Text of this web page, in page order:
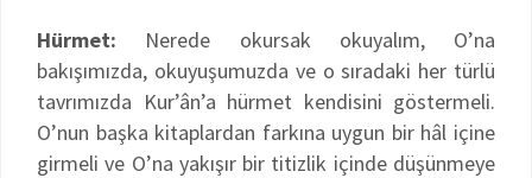
Hürmet: Nerede okursak okuyalım, O’na
bakışımızda, okuyuşumuzda ve o sıradaki her türlü
tavrımızda Kur’ân’a hürmet kendisini göstermeli.
O’nun başka kitaplardan farkına uygun bir hâl içine
girmeli ve O’na yakışır bir titizlik içinde düşünmeye